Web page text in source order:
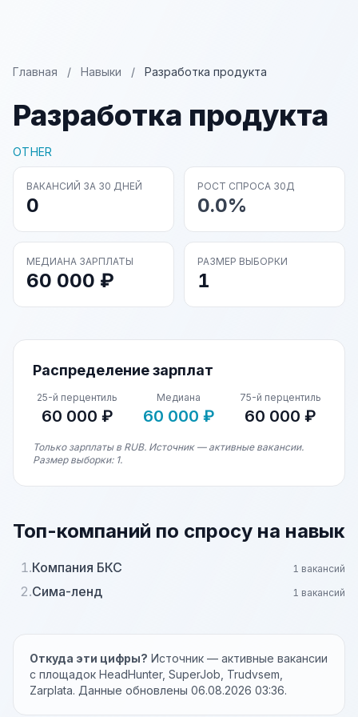
Главная / Навыки / Разработка продукта
Разработка продукта
OTHER
ВАКАНСИЙ ЗА 30 ДНЕЙ
0
РОСТ СПРОСА 30Д
0.0%
МЕДИАНА ЗАРПЛАТЫ
60 000 ₽
РАЗМЕР ВЫБОРКИ
1
Распределение зарплат
25-й перцентиль
60 000 ₽
Медиана
60 000 ₽
75-й перцентиль
60 000 ₽
Только зарплаты в RUB. Источник — активные вакансии.
Размер выборки: 1.
Топ-компаний по спросу на навык
1.Компания БКС 1 вакансий
2.Сима-ленд 1 вакансий
Откуда эти цифры? Источник — активные вакансии
с площадок HeadHunter, SuperJob, Trudvsem,
Zarplata. Данные обновлены 06.08.2026 03:36.